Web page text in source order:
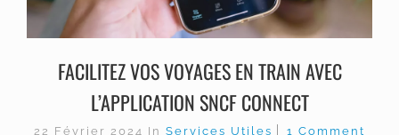
FACILITEZ VOS VOYAGES EN TRAIN AVEC
L’APPLICATION SNCF CONNECT
22 Février 2024 In Services Utiles 1 Comment